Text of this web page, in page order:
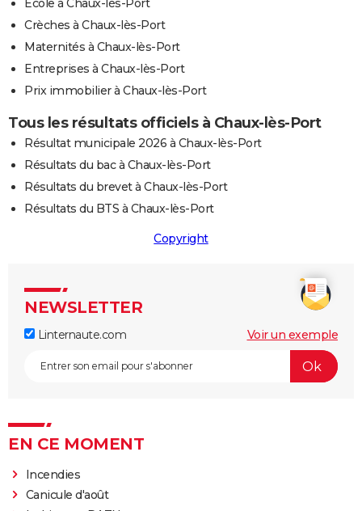
Ecole à Chaux-lès-Port
Crèches à Chaux-lès-Port
Maternités à Chaux-lès-Port
Entreprises à Chaux-lès-Port
Prix immobilier à Chaux-lès-Port
Tous les résultats officiels à Chaux-lès-Port
Résultat municipale 2026 à Chaux-lès-Port
Résultats du bac à Chaux-lès-Port
Résultats du brevet à Chaux-lès-Port
Résultats du BTS à Chaux-lès-Port
Copyright
NEWSLETTER
Linternaute.com Voir un exemple
EN CE MOMENT
Incendies
Canicule d'août